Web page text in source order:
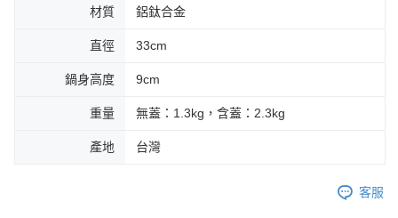
材質 鋁鈦合金
直徑 33cm
鍋身高度 9cm
重量 無蓋：1.3kg，含蓋：2.3kg
產地 台灣
客服